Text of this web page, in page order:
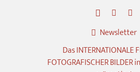
Newsletter
Das INTERNATIONALE
FOTOGRAFISCHER BILDER